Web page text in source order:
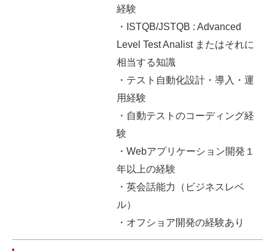
経験
・ISTQB/JSTQB : Advanced
Level Test Analist またはそれに
相当する知識
・テスト自動化設計・導入・運
用経験
・自動テストのコーディング経
験
・Webアプリケーション開発１
年以上の経験
・英会話能力（ビジネスレベ
ル）
・オフショア開発の経験あり